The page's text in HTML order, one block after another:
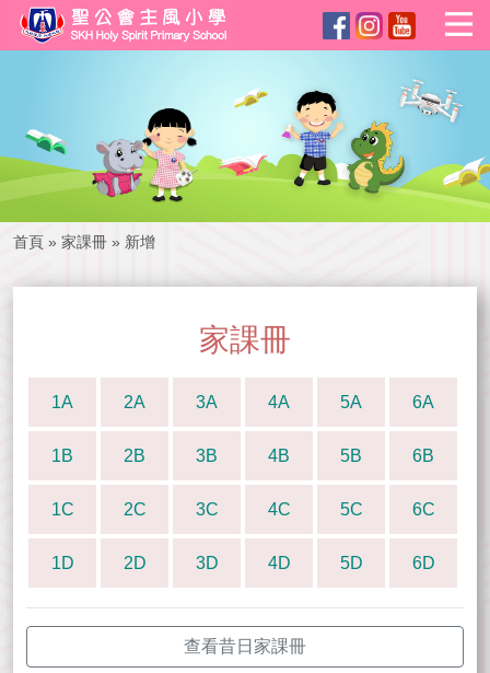
首頁 » 家課冊 » 新增
家課冊
1A 2A 3A 4A 5A 6A
1B 2B 3B 4B 5B 6B
1C 2C 3C 4C 5C 6C
1D 2D 3D 4D 5D 6D
查看昔日家課冊